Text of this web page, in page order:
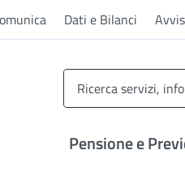
Dati e Bilanci
Pensione e